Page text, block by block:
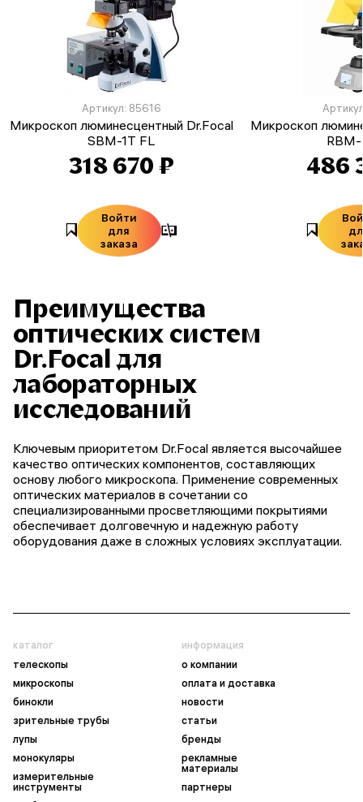
Артикул: 85616
Микроскоп люминесцентный Dr.Focal
SBM-1T FL
318 670 ₽
Войти
для
заказа
Микроскоп
486
Преимущества
оптических систем
Dr.Focal для
лабораторных
исследований
Ключевым приоритетом Dr.Focal является высочайшее
качество оптических компонентов, составляющих
основу любого микроскопа. Применение современных
оптических материалов в сочетании со
специализированными просветляющими покрытиями
обеспечивает долговечную и надежную работу
оборудования даже в сложных условиях эксплуатации.
каталог
телескопы
микроскопы
бинокли
зрительные трубы
лупы
монокуляры
измерительные
инструменты
информация
о компании
оплата и доставка
новости
статьи
бренды
рекламные
материалы
партнеры